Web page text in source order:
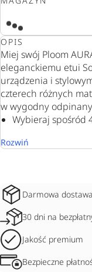
OPIS
Miej swój Ploom
eleganckiemu etui
urządzenia i
czterech różnych
w wygodny
Wybieraj spośród
Rozwiń
Darmowa
30 dni na
Jakość premium
Bezpieczne